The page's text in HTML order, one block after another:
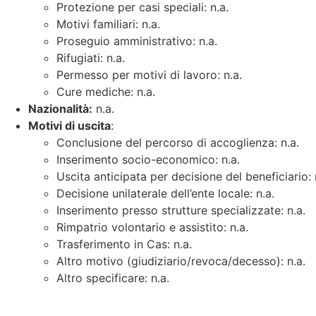
Protezione per casi speciali: n.a.
Motivi familiari: n.a.
Proseguio amministrativo: n.a.
Rifugiati: n.a.
Permesso per motivi di lavoro: n.a.
Cure mediche: n.a.
Nazionalità: n.a.
Motivi di uscita:
Conclusione del percorso di accoglienza: n.a.
Inserimento socio-economico: n.a.
Uscita anticipata per decisione del beneficiario:
Decisione unilaterale dell’ente locale: n.a.
Inserimento presso strutture specializzate: n.a.
Rimpatrio volontario e assistito: n.a.
Trasferimento in Cas: n.a.
Altro motivo (giudiziario/revoca/decesso): n.a.
Altro specificare: n.a.